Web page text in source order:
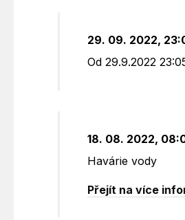
29. 09. 2022,
Od 29.9.2022
18. 08. 2022,
Havárie vody
Přejít na více